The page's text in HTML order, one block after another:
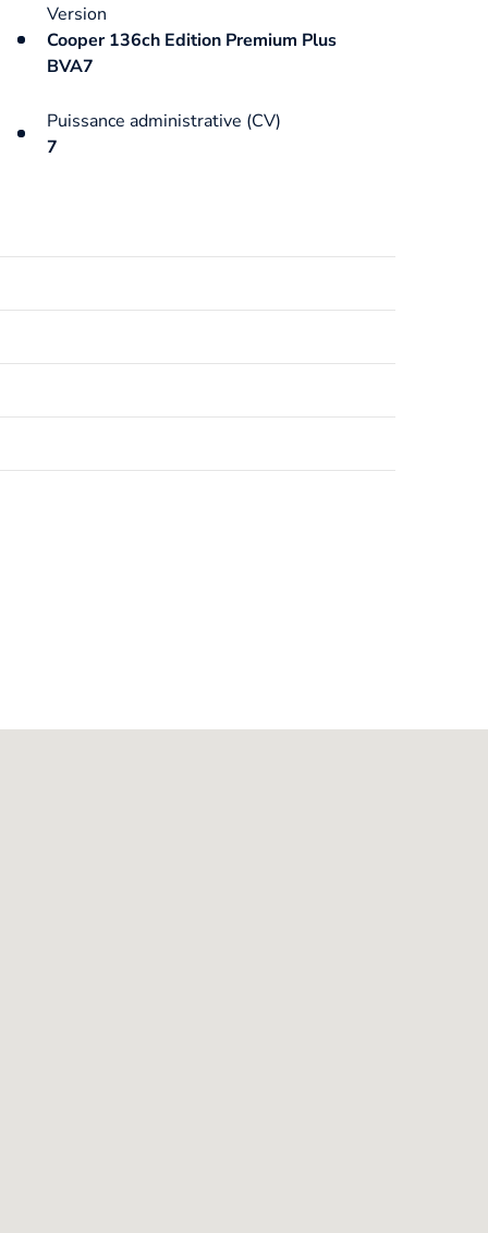
Version
Cooper 136ch Edition Premium Plus
BVA7
Puissance administrative (CV)
7